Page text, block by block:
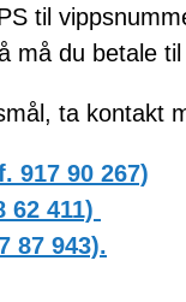
til
må du betale
ta kontakt
917 90 267)
62 411)
87 943).